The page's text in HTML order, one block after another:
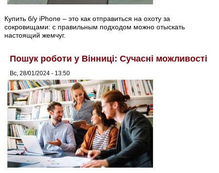
Купить б/у iPhone – это как отправиться на охоту за
сокровищами: с правильным подходом можно отыскать
настоящий жемчуг.
Пошук роботи у Вінниці: Сучасні можливості
Вс, 28/01/2024 - 13:50